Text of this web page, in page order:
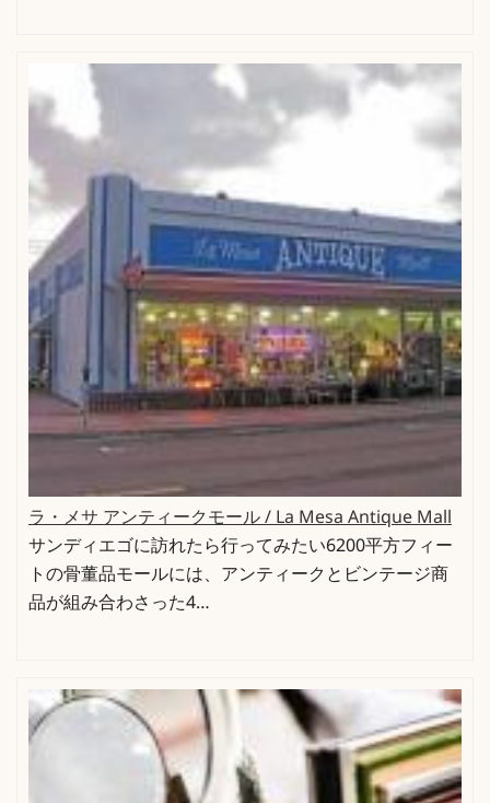
ラ・メサ アンティークモール / La Mesa Antique Mall
サンディエゴに訪れたら行ってみたい6200平方フィー
トの骨董品モールには、アンティークとビンテージ商
品が組み合わさった4…